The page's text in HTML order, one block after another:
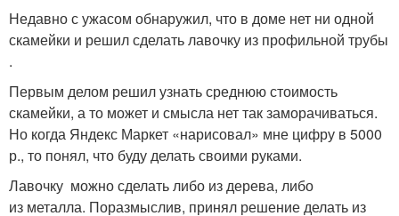
Недавно с ужасом обнаружил, что в доме нет ни одной
скамейки и решил сделать лавочку из профильной трубы
.
Первым делом решил узнать среднюю стоимость
скамейки, а то может и смысла нет так заморачиваться.
Но когда Яндекс Маркет «нарисовал» мне цифру в 5000
р., то понял, что буду делать своими руками.
Лавочку можно сделать либо из дерева, либо
из металла. Поразмыслив, принял решение делать из